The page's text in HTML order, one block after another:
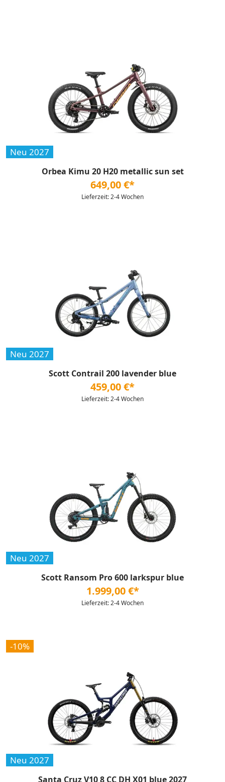
Neu 2027
Orbea Kimu 20 H20 metallic sun set
649,00 €*
Lieferzeit: 2-4 Wochen
Neu 2027
Scott Contrail 200 lavender blue
459,00 €*
Lieferzeit: 2-4 Wochen
Neu 2027
Scott Ransom Pro 600 larkspur blue
1.999,00 €*
Lieferzeit: 2-4 Wochen
-10%
Neu 2027
Santa Cruz V10 8 CC DH X01 blue 2027